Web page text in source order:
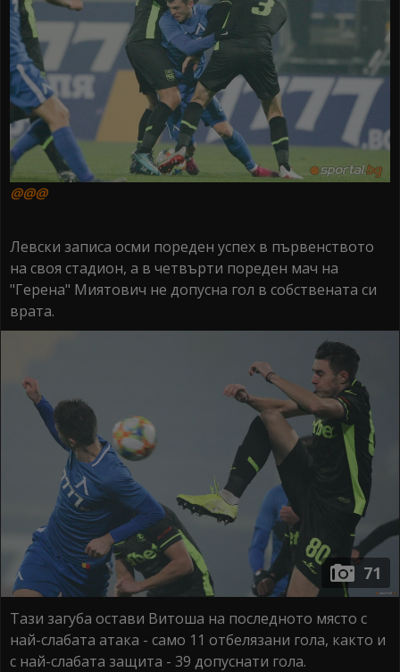
@@@
Левски записа осми пореден успех в първенството
на своя стадион, а в четвърти пореден мач на
"Герена" Миятович не допусна гол в собствената си
врата.
71
Тази загуба остави Витоша на последното място с
най-слабата атака - само 11 отбелязани гола, както и
с най-слабата защита - 39 допуснати гола.